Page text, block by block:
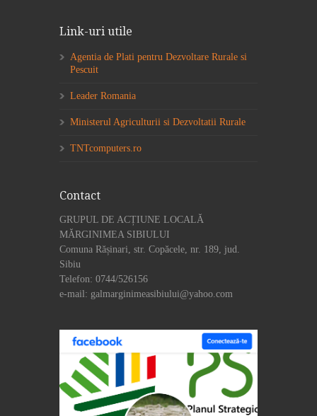
Link-uri utile
Agentia de Plati pentru Dezvoltare Rurale si
Pescuit
Leader Romania
Ministerul Agriculturii si Dezvoltatii Rurale
TNTcomputers.ro
Contact
GRUPUL DE ACȚIUNE LOCALĂ
MĂRGINIMEA SIBIULUI
Comuna Rășinari, str. Copăcele, nr. 189, jud.
Sibiu
Telefon: 0744/526156
e-mail: galmarginimeasibiului@yahoo.com